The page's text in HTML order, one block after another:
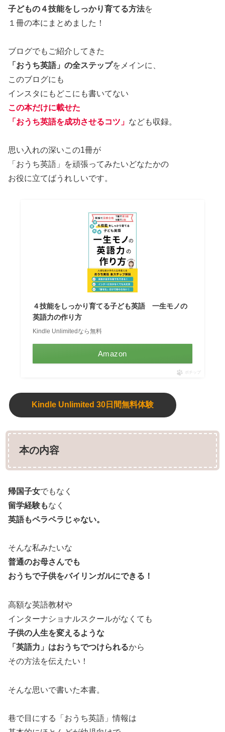
子どもの４技能をしっかり育てる方法を
１冊の本にまとめました！
ブログでもご紹介してきた
「おうち英語」の全ステップをメインに、
このブログにも
インスタにもどこにも書いてない
この本だけに載せた
「おうち英語を成功させるコツ」 なども収録。
思い入れの深いこの1冊が
「おうち英語」を頑張ってみたいどなたかの
お役に立てばうれしいです。
４技能をしっかり育てる子ども英語 一生モノの
英語力の作り方
Kindle Unlimitedなら無料
Amazon
ポチップ
Kindle Unlimited 30日間無料体験
本の内容
帰国子女でもなく
留学経験もなく
英語もペラペラじゃない。
そんな私みたいな
普通のお母さんでも
おうちで子供をバイリンガルにできる！
高額な英語教材や
インターナショナルスクールがなくても
子供の人生を変えるような
「英語力」はおうちでつけられるから
その方法を伝えたい！
そんな思いで書いた本書。
巷で目にする「おうち英語」情報は